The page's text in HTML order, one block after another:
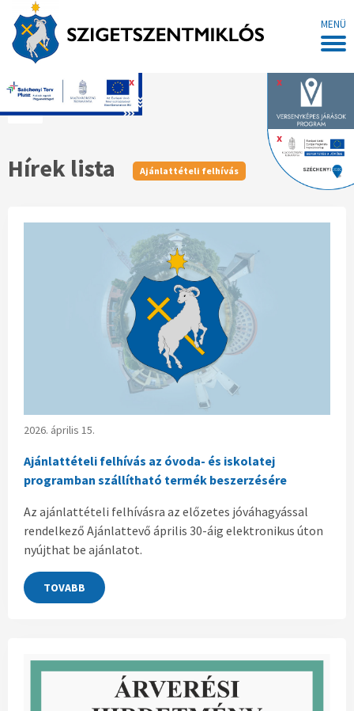
MENÜ
x
x
x
Főoldal
Hírek lista Ajánlattételi felhívás
2026. április 15.
Ajánlattételi felhívás az óvoda- és iskolatej
programban szállítható termék beszerzésére
Az ajánlattételi felhívásra az előzetes jóváhagyással
rendelkező Ajánlattevő április 30-áig elektronikus úton
nyújthat be ajánlatot.
TOVABB